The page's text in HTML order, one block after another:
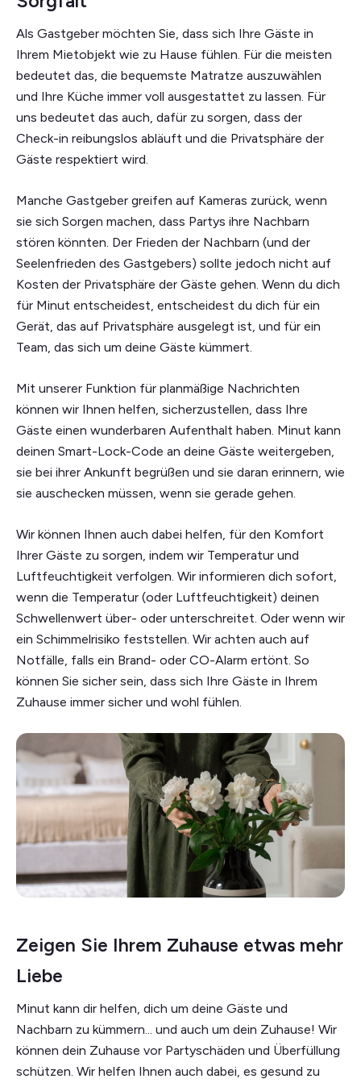
Als Gastgeber möchten Sie, dass sich Ihre Gäste in
Ihrem Mietobjekt wie zu Hause fühlen. Für die meisten
bedeutet das, die bequemste Matratze auszuwählen
und Ihre Küche immer voll ausgestattet zu lassen. Für
uns bedeutet das auch, dafür zu sorgen, dass der
Check-in reibungslos abläuft und die Privatsphäre der
Gäste respektiert wird.
Manche Gastgeber greifen auf Kameras zurück, wenn
sie sich Sorgen machen, dass Partys ihre Nachbarn
stören könnten. Der Frieden der Nachbarn (und der
Seelenfrieden des Gastgebers) sollte jedoch nicht auf
Kosten der Privatsphäre der Gäste gehen. Wenn du dich
für Minut entscheidest, entscheidest du dich für ein
Gerät, das auf Privatsphäre ausgelegt ist, und für ein
Team, das sich um deine Gäste kümmert.
Mit unserer Funktion für planmäßige Nachrichten
können wir Ihnen helfen, sicherzustellen, dass Ihre
Gäste einen wunderbaren Aufenthalt haben. Minut kann
deinen Smart-Lock-Code an deine Gäste weitergeben,
sie bei ihrer Ankunft begrüßen und sie daran erinnern, wie
sie auschecken müssen, wenn sie gerade gehen.
Wir können Ihnen auch dabei helfen, für den Komfort
Ihrer Gäste zu sorgen, indem wir Temperatur und
Luftfeuchtigkeit verfolgen. Wir informieren dich sofort,
wenn die Temperatur (oder Luftfeuchtigkeit) deinen
Schwellenwert über- oder unterschreitet. Oder wenn wir
ein Schimmelrisiko feststellen. Wir achten auch auf
Notfälle, falls ein Brand- oder CO-Alarm ertönt. So
können Sie sicher sein, dass sich Ihre Gäste in Ihrem
Zuhause immer sicher und wohl fühlen.
Zeigen Sie Ihrem Zuhause etwas mehr
Liebe
Minut kann dir helfen, dich um deine Gäste und
Nachbarn zu kümmern... und auch um dein Zuhause! Wir
können dein Zuhause vor Partyschäden und Überfüllung
schützen. Wir helfen Ihnen auch dabei, es gesund zu